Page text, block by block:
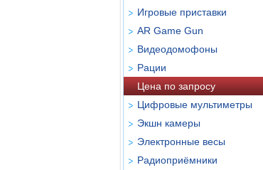
Игровые приставки
AR Game Gun
Видеодомофоны
Рации
Цена по запросу
Цифровые мультиметры
Экшн камеры
Электронные весы
Радиоприёмники